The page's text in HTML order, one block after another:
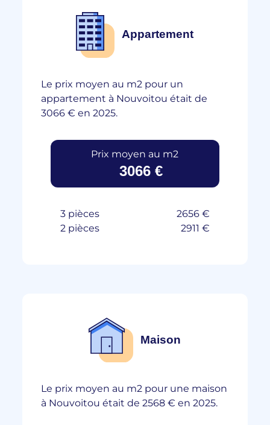
Appartement
Le prix moyen au m2 pour un
appartement à Nouvoitou était de
3066 € en 2025.
Prix moyen au m2
3066 €
3 pièces
2656 €
2 pièces
2911 €
Maison
Le prix moyen au m2 pour une maison
à Nouvoitou était de 2568 € en 2025.